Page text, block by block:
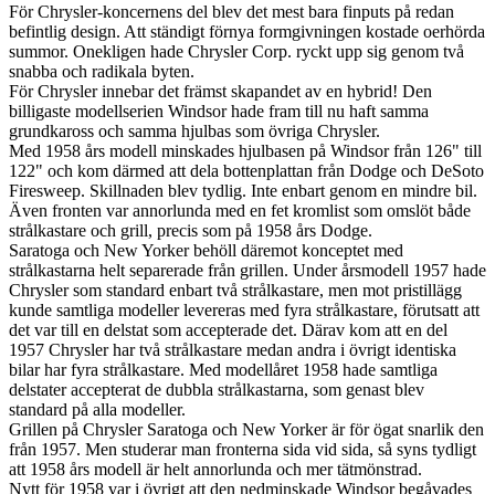
För Chrysler-koncernens del blev det mest bara finputs på redan
befintlig design. Att ständigt förnya formgivningen kostade oerhörda
summor. Onekligen hade Chrysler Corp. ryckt upp sig genom två
snabba och radikala byten.
För Chrysler innebar det främst skapandet av en hybrid! Den
billigaste modellserien Windsor hade fram till nu haft samma
grundkaross och samma hjulbas som övriga Chrysler.
Med 1958 års modell minskades hjulbasen på Windsor från 126" till
122" och kom därmed att dela bottenplattan från Dodge och DeSoto
Firesweep. Skillnaden blev tydlig. Inte enbart genom en mindre bil.
Även fronten var annorlunda med en fet kromlist som omslöt både
strålkastare och grill, precis som på 1958 års Dodge.
Saratoga och New Yorker behöll däremot konceptet med
strålkastarna helt separerade från grillen. Under årsmodell 1957 hade
Chrysler som standard enbart två strålkastare, men mot pristillägg
kunde samtliga modeller levereras med fyra strålkastare, förutsatt att
det var till en delstat som accepterade det. Därav kom att en del
1957 Chrysler har två strålkastare medan andra i övrigt identiska
bilar har fyra strålkastare. Med modellåret 1958 hade samtliga
delstater accepterat de dubbla strålkastarna, som genast blev
standard på alla modeller.
Grillen på Chrysler Saratoga och New Yorker är för ögat snarlik den
från 1957. Men studerar man fronterna sida vid sida, så syns tydligt
att 1958 års modell är helt annorlunda och mer tätmönstrad.
Nytt för 1958 var i övrigt att den nedminskade Windsor begåvades